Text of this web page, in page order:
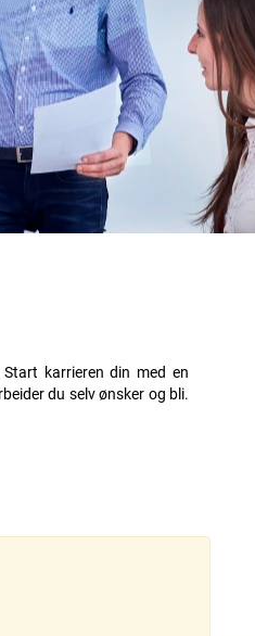
karrieren din med en
du selv ønsker og bli.